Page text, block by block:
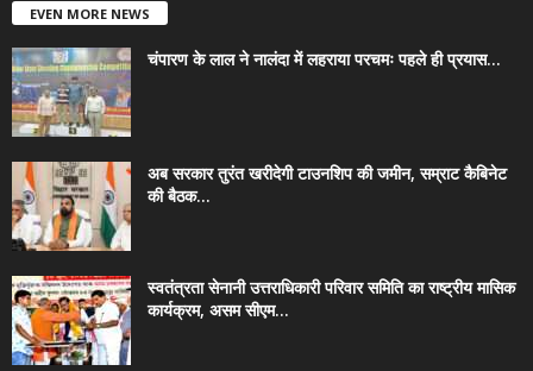
EVEN MORE NEWS
चंपारण के लाल ने नालंदा में लहराया परचमः पहले ही प्रयास...
अब सरकार तुरंत खरीदेगी टाउनशिप की जमीन, सम्राट कैबिनेट
की बैठक...
स्वतंत्रता सेनानी उत्तराधिकारी परिवार समिति का राष्ट्रीय मासिक
कार्यक्रम, असम सीएम...